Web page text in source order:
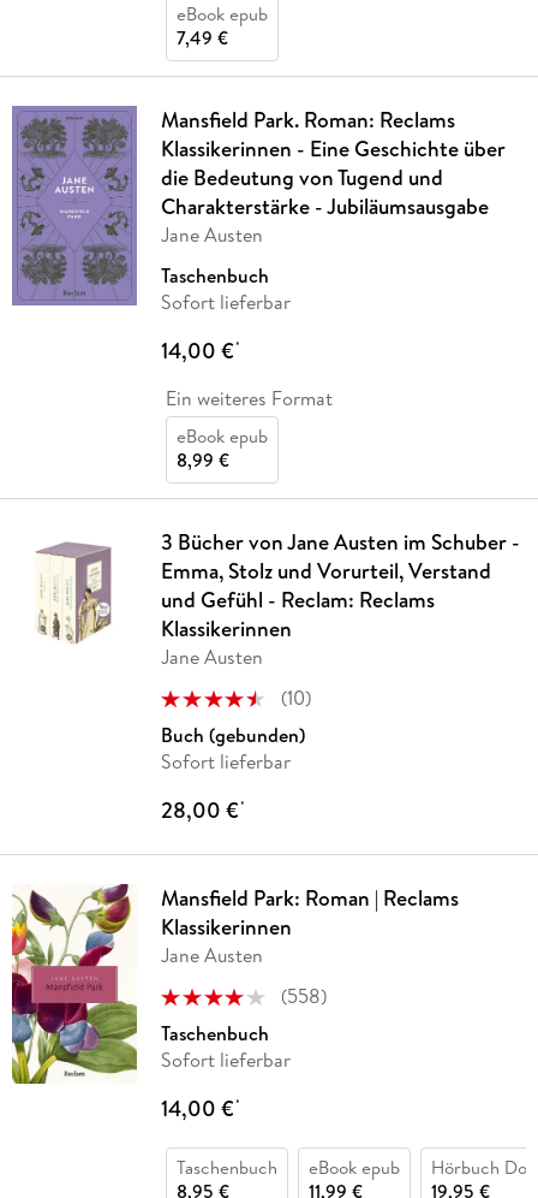
eBook epub
7,49 €
Mansfield Park. Roman: Reclams
Klassikerinnen - Eine Geschichte über
die Bedeutung von Tugend und
Charakterstärke - Jubiläumsausgabe
Jane Austen
Taschenbuch
Sofort lieferbar
14,00 €*
Ein weiteres Format
eBook epub
8,99 €
3 Bücher von Jane Austen im Schuber -
Emma, Stolz und Vorurteil, Verstand
und Gefühl - Reclam: Reclams
Klassikerinnen
Jane Austen
(10)
Buch (gebunden)
Sofort lieferbar
28,00 €*
Mansfield Park: Roman | Reclams
Klassikerinnen
Jane Austen
(558)
Taschenbuch
Sofort lieferbar
14,00 €*
Taschenbuch
8,95 €
eBook epub
11,99 €
Hörbuch
19,95 €